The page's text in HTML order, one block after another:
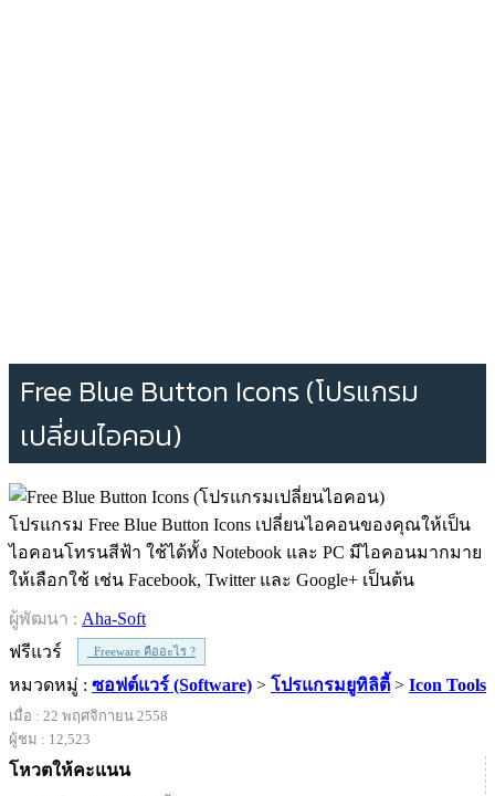
Free Blue Button Icons (โปรแกรม
เปลี่ยนไอคอน)
โปรแกรม Free Blue Button Icons เปลี่ยนไอคอนของคุณให้เป็น
ไอคอนโทรนสีฟ้า ใช้ได้ทั้ง Notebook และ PC มีไอคอนมากมาย
ให้เลือกใช้ เช่น Facebook, Twitter และ Google+ เป็นต้น
ผู้พัฒนา : Aha-Soft
ฟรีแวร์
Freeware คืออะไร ?
หมวดหมู่ : ซอฟต์แวร์ (Software) > โปรแกรมยูทิลิตี้ > Icon Tools
เมื่อ : 22 พฤศจิกายน 2558
ผู้ชม : 12,523
โหวตให้คะแนน